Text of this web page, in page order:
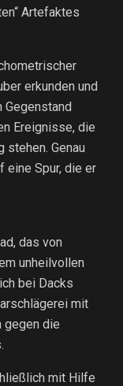
Artefaktes
erkunden und
Gegenstand
Ereignisse, die
stehen. Genau
eine Spur, die er
das von
unheilvollen
bei Dacks
mit
gegen die
mit Hilfe